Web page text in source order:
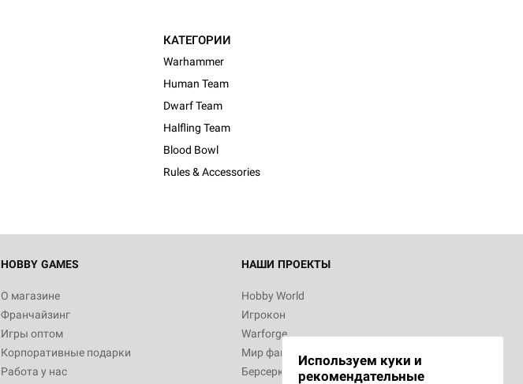
КАТЕГОРИИ
Warhammer
Human Team
Dwarf Team
Halfling Team
Blood Bowl
Rules & Accessories
HOBBY GAMES
О магазине
Франчайзинг
Игры оптом
Корпоративные подарки
Работа у нас
НАШИ ПРОЕКТЫ
Hobby World
Игрокон
Warforge
Мир фантастики
Берсерк
Используем куки и
рекомендательные
"Мир фантастики. Спецвыпуск: Братья
империи: Боевая тревога
799
Настольная игра Hobby World Сумерки
империи. Четвёртая редакция: Грозовой
Рубеж
12 990